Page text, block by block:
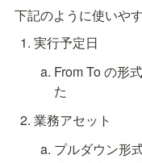
下記のように使いや
実行予定日
From To の形
た
業務アセット
プルダウン形